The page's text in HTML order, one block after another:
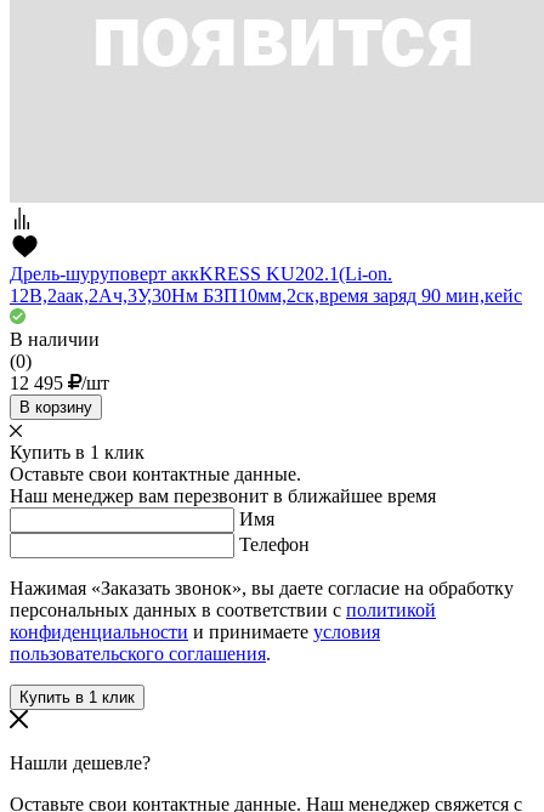
Дрель-шуруповерт аккKRESS KU202.1(Li-on.
12В,2аак,2Ач,3У,30Нм БЗП10мм,2ск,время заряд 90 мин,кейс
В наличии
(0)
12 495
/шт
В корзину
Купить в 1 клик
Оставьте свои контактные данные.
Наш менеджер вам перезвонит в ближайшее время
Имя
Телефон
Нажимая «Заказать звонок», вы даете согласие на обработку
персональных данных в соответствии с политикой
конфиденциальности и принимаете условия
пользовательского соглашения.
Нашли дешевле?
Оставьте свои контактные данные. Наш менеджер свяжется с